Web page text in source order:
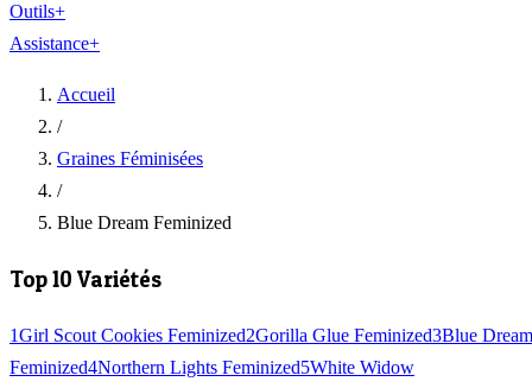
Outils+
Assistance+
Accueil
/
Graines Féminisées
/
Blue Dream Feminized
Top 10 Variétés
1Girl Scout Cookies Feminized2Gorilla Glue Feminized3Blue Dream
Feminized4Northern Lights Feminized5White Widow